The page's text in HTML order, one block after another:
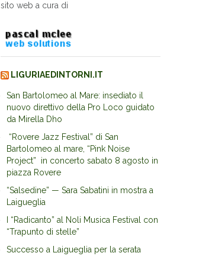
sito web a cura di
LIGURIAEDINTORNI.IT
San Bartolomeo al Mare: insediato il
nuovo direttivo della Pro Loco guidato
da Mirella Dho
“Rovere Jazz Festival” di San
Bartolomeo al mare, “Pink Noise
Project” in concerto sabato 8 agosto in
piazza Rovere
“Salsedine” — Sara Sabatini in mostra a
Laigueglia
I “Radicanto” al Noli Musica Festival con
“Trapunto di stelle”
Successo a Laigueglia per la serata